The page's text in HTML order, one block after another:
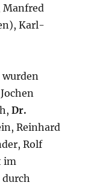
Manfred
Karl-
Dr.
Reinhard
Rolf
im